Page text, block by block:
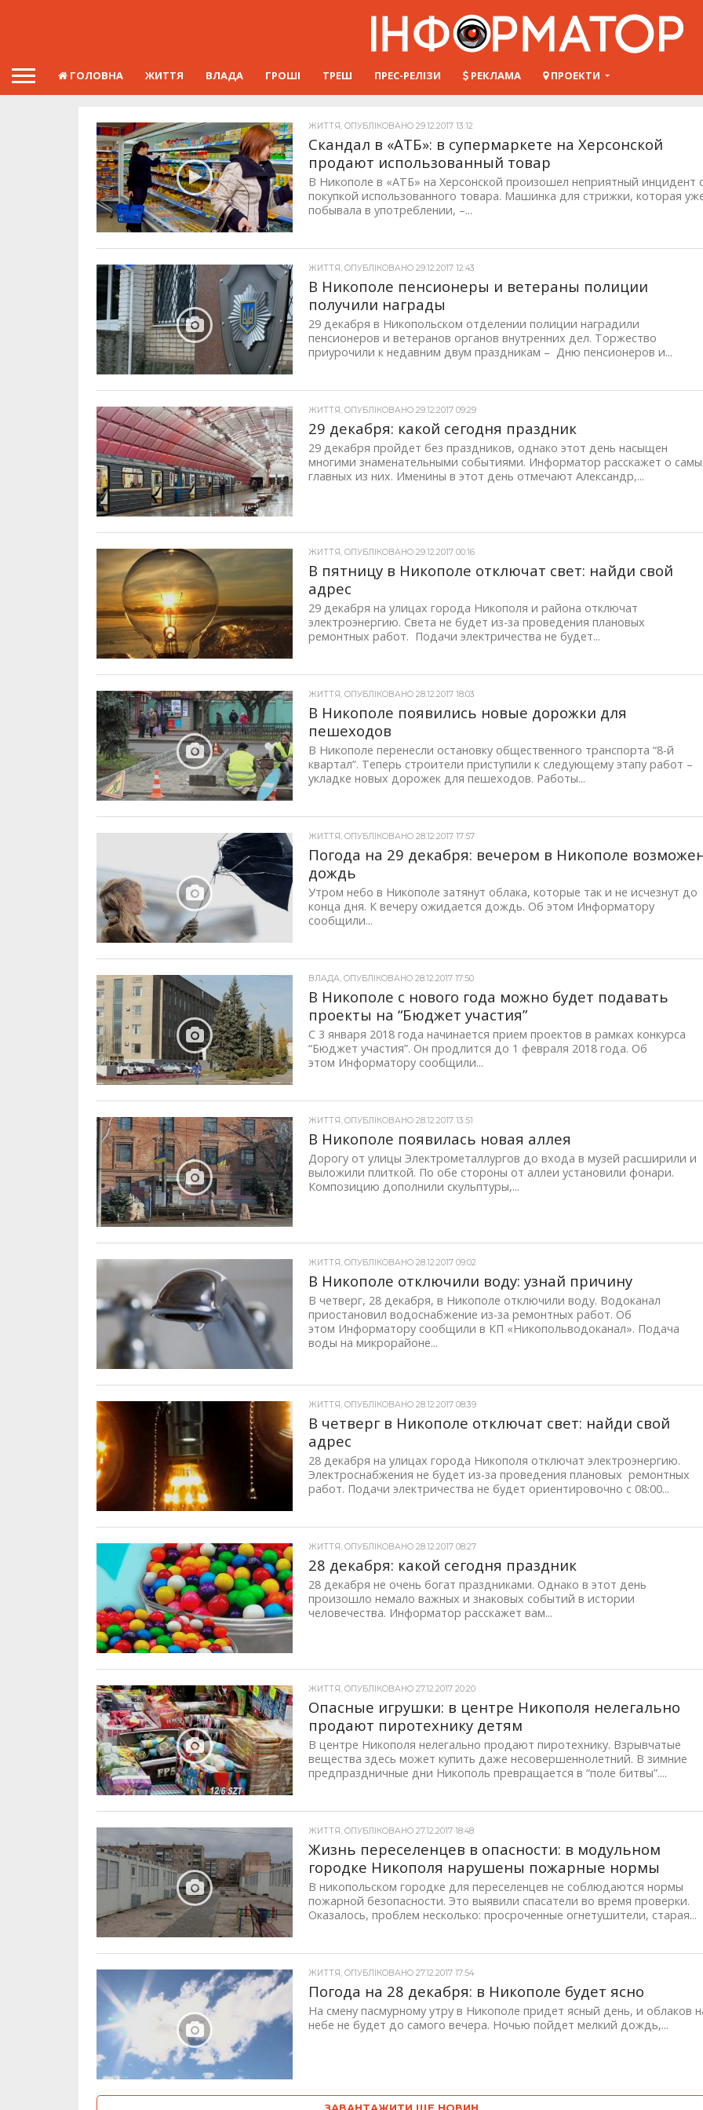
ГОЛОВНА ЖИТТЯ ВЛАДА ГРОШІ ТРЕШ ПРЕС-РЕЛІЗИ РЕКЛАМА ПРОЕКТИ
ЖИТТЯ, ОПУБЛІКОВАНО 29.12.2017 13:12
Скандал в «АТБ»: в супермаркете на Херсонской
продают использованный товар
В Никополе в «АТБ» на Херсонской произошел неприятный инцидент
покупкой использованного товара. Машинка для стрижки, которая
побывала в употреблении, –...
ЖИТТЯ, ОПУБЛІКОВАНО 29.12.2017 12:43
В Никополе пенсионеры и ветераны полиции
получили награды
29 декабря в Никопольском отделении полиции наградили
пенсионеров и ветеранов органов внутренних дел. Торжество
приурочили к недавним двум праздникам – Дню пенсионеров и...
ЖИТТЯ, ОПУБЛІКОВАНО 29.12.2017 09:29
29 декабря: какой сегодня праздник
29 декабря пройдет без праздников, однако этот день насыщен
многими знаменательными событиями. Информатор расскажет о
главных из них. Именины в этот день отмечают Александр,...
ЖИТТЯ, ОПУБЛІКОВАНО 29.12.2017 00:16
В пятницу в Никополе отключат свет: найди свой
адрес
29 декабря на улицах города Никополя и района отключат
электроэнергию. Света не будет из-за проведения плановых
ремонтных работ. Подачи электричества не будет...
ЖИТТЯ, ОПУБЛІКОВАНО 28.12.2017 18:03
В Никополе появились новые дорожки для
пешеходов
В Никополе перенесли остановку общественного транспорта “8-й
квартал”. Теперь строители приступили к следующему этапу работ –
укладке новых дорожек для пешеходов. Работы...
ЖИТТЯ, ОПУБЛІКОВАНО 28.12.2017 17:57
Погода на 29 декабря: вечером в Никополе
дождь
Утром небо в Никополе затянут облака, которые так и не исчезнут до
конца дня. К вечеру ожидается дождь. Об этом Информатору
сообщили...
ВЛАДА, ОПУБЛІКОВАНО 28.12.2017 17:50
В Никополе с нового года можно будет подавать
проекты на “Бюджет участия”
С 3 января 2018 года начинается прием проектов в рамках конкурса
“Бюджет участия”. Он продлится до 1 февраля 2018 года. Об
этом Информатору сообщили...
ЖИТТЯ, ОПУБЛІКОВАНО 28.12.2017 13:51
В Никополе появилась новая аллея
Дорогу от улицы Электрометаллургов до входа в музей расширили и
выложили плиткой. По обе стороны от аллеи установили фонари.
Композицию дополнили скульптуры,...
ЖИТТЯ, ОПУБЛІКОВАНО 28.12.2017 09:02
В Никополе отключили воду: узнай причину
В четверг, 28 декабря, в Никополе отключили воду. Водоканал
приостановил водоснабжение из-за ремонтных работ. Об
этом Информатору сообщили в КП «Никопольводоканал». Подача
воды на микрорайоне...
ЖИТТЯ, ОПУБЛІКОВАНО 28.12.2017 08:39
В четверг в Никополе отключат свет: найди свой
адрес
28 декабря на улицах города Никополя отключат электроэнергию.
Электроснабжения не будет из-за проведения плановых ремонтных
работ. Подачи электричества не будет ориентировочно с 08:00...
ЖИТТЯ, ОПУБЛІКОВАНО 28.12.2017 08:27
28 декабря: какой сегодня праздник
28 декабря не очень богат праздниками. Однако в этот день
произошло немало важных и знаковых событий в истории
человечества. Информатор расскажет вам...
ЖИТТЯ, ОПУБЛІКОВАНО 27.12.2017 20:20
Опасные игрушки: в центре Никополя нелегально
продают пиротехнику детям
В центре Никополя нелегально продают пиротехнику. Взрывчатые
вещества здесь может купить даже несовершеннолетний. В зимние
предпраздничные дни Никополь превращается в “поле битвы”....
ЖИТТЯ, ОПУБЛІКОВАНО 27.12.2017 18:48
Жизнь переселенцев в опасности: в модульном
городке Никополя нарушены пожарные нормы
В никопольском городке для переселенцев не соблюдаются нормы
пожарной безопасности. Это выявили спасатели во время проверки.
Оказалось, проблем несколько: просроченные огнетушители, старая...
ЖИТТЯ, ОПУБЛІКОВАНО 27.12.2017 17:54
Погода на 28 декабря: в Никополе будет ясно
На смену пасмурному утру в Никополе придет ясный день, и облаков
небе не будет до самого вечера. Ночью пойдет мелкий дождь,...